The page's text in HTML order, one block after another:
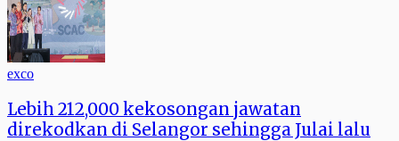
exco
Lebih 212,000 kekosongan jawatan
direkodkan di Selangor sehingga Julai lalu